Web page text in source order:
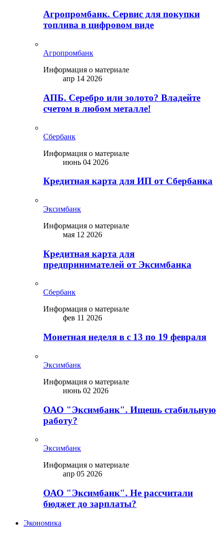
Агропромбанк. Сервис для покупки
топлива в цифровом виде
Агропромбанк
Информация о материале
апр 14 2026
АПБ. Серебро или золото? Владейте
счетом в любом металле!
Сбербанк
Информация о материале
июнь 04 2026
Кредитная карта для ИП от Сбербанка
Эксимбанк
Информация о материале
мая 12 2026
Кредитная карта для
предпринимателей от Эксимбанка
Сбербанк
Информация о материале
фев 11 2026
Монетная неделя в с 13 по 19 февраля
Эксимбанк
Информация о материале
июнь 02 2026
ОАО "Эксимбанк". Ищешь стабильную
работу?
Эксимбанк
Информация о материале
апр 05 2026
ОАО "Эксимбанк". Не рассчитали
бюджет до зарплаты?
Экономика